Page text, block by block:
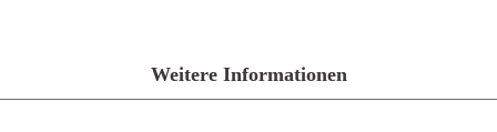
Weitere Informationen